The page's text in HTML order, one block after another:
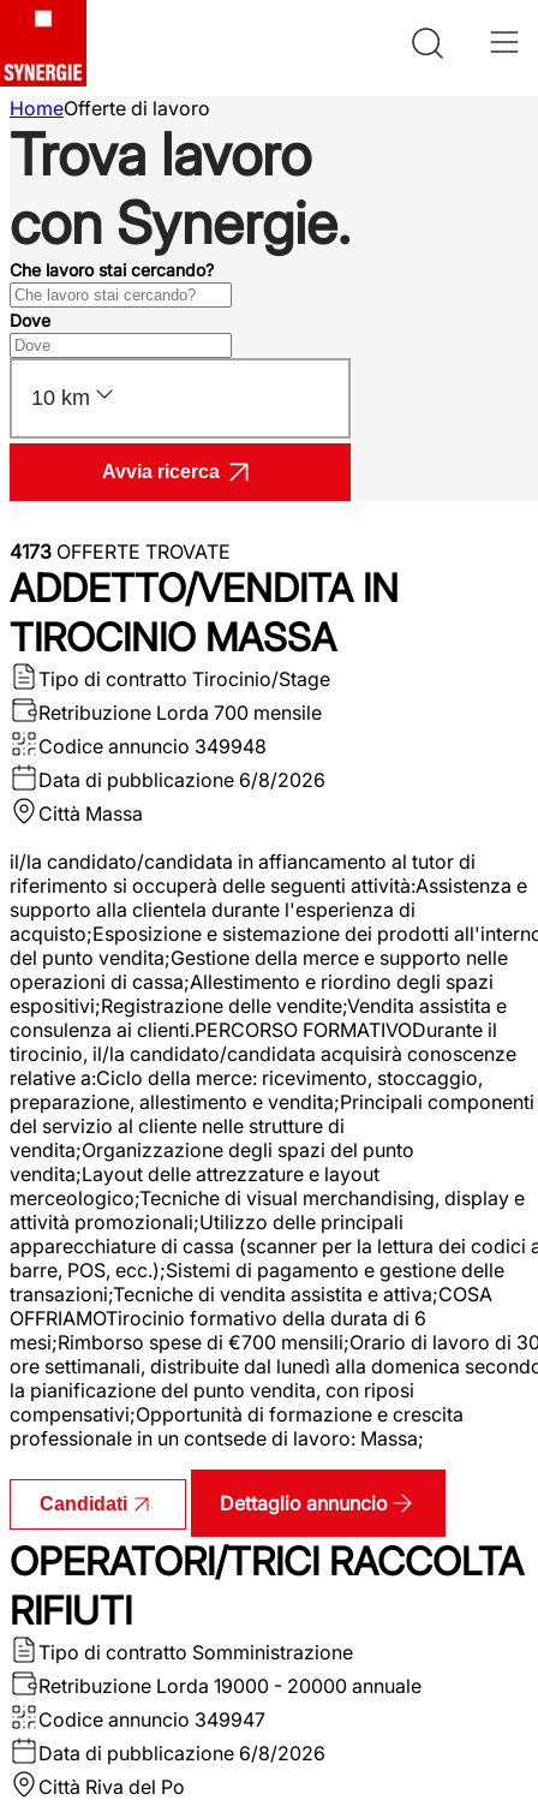
HomeOfferte di lavoro
Trova lavoro
con Synergie.
Che lavoro stai cercando?
Dove
10 km
Avvia ricerca
4173 OFFERTE TROVATE
ADDETTO/VENDITA IN
TIROCINIO MASSA
Tipo di contratto Tirocinio/Stage
Retribuzione Lorda 700 mensile
Codice annuncio 349948
Data di pubblicazione 6/8/2026
Città Massa
il/la candidato/candidata in affiancamento al tutor di
riferimento si occuperà delle seguenti attività:Assistenza e
supporto alla clientela durante l'esperienza di
acquisto;Esposizione e sistemazione dei prodotti
del punto vendita;Gestione della merce e supporto nelle
operazioni di cassa;Allestimento e riordino degli spazi
espositivi;Registrazione delle vendite;Vendita assistita e
consulenza ai clienti.PERCORSO FORMATIVODurante il
tirocinio, il/la candidato/candidata acquisirà conoscenze
relative a:Ciclo della merce: ricevimento, stoccaggio,
preparazione, allestimento e vendita;Principali componenti
del servizio al cliente nelle strutture di
vendita;Organizzazione degli spazi del punto
vendita;Layout delle attrezzature e layout
merceologico;Tecniche di visual merchandising, display e
attività promozionali;Utilizzo delle principali
apparecchiature di cassa (scanner per la lettura dei codici
barre, POS, ecc.);Sistemi di pagamento e gestione delle
transazioni;Tecniche di vendita assistita e attiva;COSA
OFFRIAMOTirocinio formativo della durata di 6
mesi;Rimborso spese di €700 mensili;Orario di lavoro di
ore settimanali, distribuite dal lunedì alla domenica
la pianificazione del punto vendita, con riposi
compensativi;Opportunità di formazione e crescita
professionale in un contsede di lavoro: Massa;
Candidati Dettaglio annuncio
OPERATORI/TRICI RACCOLTA
RIFIUTI
Tipo di contratto Somministrazione
Retribuzione Lorda 19000 - 20000 annuale
Codice annuncio 349947
Data di pubblicazione 6/8/2026
Città Riva del Po